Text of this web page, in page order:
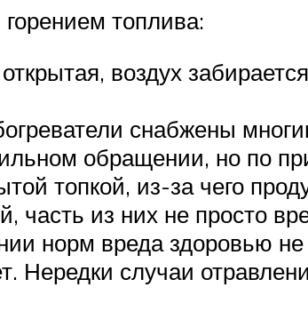
топлива:
воздух
снабжены
обращении, но по
топкой, из-за чего
часть из них не просто
норм вреда здоровью не
Нередки случаи